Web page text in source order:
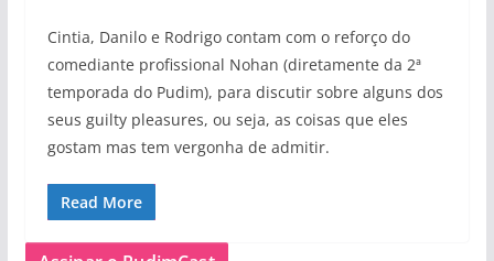
Cintia, Danilo e Rodrigo contam com o reforço do
comediante profissional Nohan (diretamente da 2ª
temporada do Pudim), para discutir sobre alguns dos
seus guilty pleasures, ou seja, as coisas que eles
gostam mas tem vergonha de admitir.
Read More